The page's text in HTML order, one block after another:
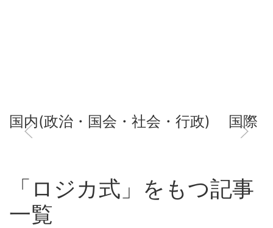
国内(政治・国会・社会・行政) 国際
「ロジカ式」をもつ記事
一覧